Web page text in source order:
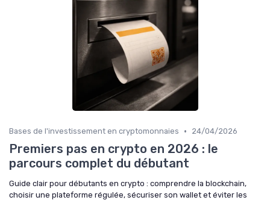
Bases de l'investissement en cryptomonnaies • 24/04/2026
Premiers pas en crypto en 2026 : le
parcours complet du débutant
Guide clair pour débutants en crypto : comprendre la blockchain,
choisir une plateforme régulée, sécuriser son wallet et éviter les